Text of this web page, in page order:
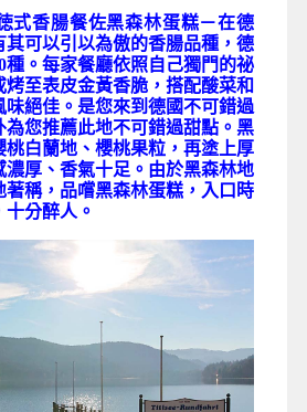
式香腸餐佐黑森林蛋糕－在德
其可以引以為傲的香腸品種，德
種。每家餐廳依照自己獨門的祕
烤至表皮金黃香脆，搭配酸菜和
味絕佳。是您來到德國不可錯過
為您推薦此地不可錯過甜點。黑
桃白蘭地、櫻桃果粒，再塗上厚
濃厚、香氣十足。由於黑森林地
著稱，品嚐黑森林蛋糕，入口時
分醉人。